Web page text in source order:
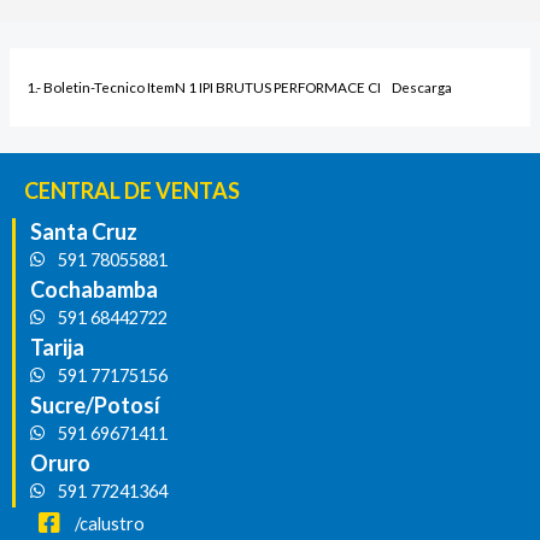
1.- Boletin-Tecnico ItemN 1 IPI BRUTUS PERFORMACE CI Descarga
CENTRAL DE VENTAS
Santa Cruz
591 78055881
Cochabamba
591 68442722
Tarija
591 77175156
Sucre/Potosí
591 69671411
Oruro
591 77241364
/calustro